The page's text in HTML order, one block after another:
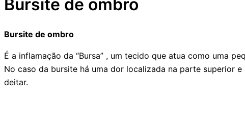
Bursite de ombro
Bursite de ombro
É a inflamação da “Bursa” , um tecido que atua como uma
No caso da bursite há uma dor localizada na parte superior
deitar.